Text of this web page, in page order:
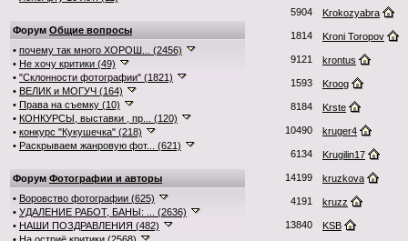
Форум Общие вопросы
• почему так много ХОРОШ... (2456)
• Не хочу критики (49)
• "Склонности фотографии" (1821)
• ВЕЛИК и МОГУЧ (164)
• Права на съемку (10)
• КОНКУРСЫ, выставки , пр... (120)
• конкурс "Кукушечка" (218)
• Раскрываем жанровую фот... (621)
Форум Фотографии и авторы
• Воровство фотографии (625)
• УДАЛЕНИЕ РАБОТ, БАНЫ: ... (2636)
• НАШИ ПОЗДРАВЛЕНИЯ (482)
5904 Krokozyabra
1814 Kroni Toropov
9121 krontus
1593 Kroog
8184 Krste
10490 kruger4
6134 Krugilin17
14199 kruzkova
4191 kruzz
13840 KSB